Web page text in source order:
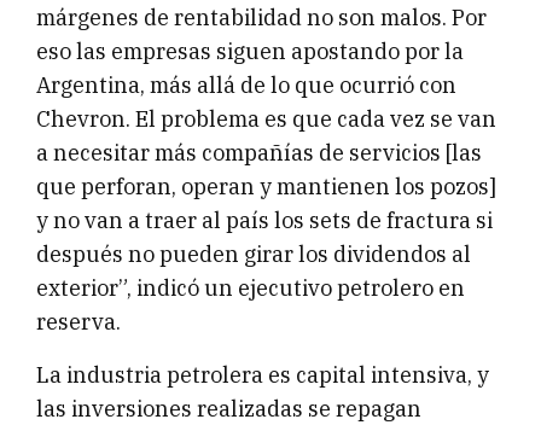
márgenes de rentabilidad no son malos. Por
eso las empresas siguen apostando por la
Argentina, más allá de lo que ocurrió con
Chevron. El problema es que cada vez se van
a necesitar más compañías de servicios [las
que perforan, operan y mantienen los pozos]
y no van a traer al país los sets de fractura si
después no pueden girar los dividendos al
exterior”, indicó un ejecutivo petrolero en
reserva.
La industria petrolera es capital intensiva, y
las inversiones realizadas se repagan